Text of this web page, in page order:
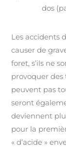
dos
Les accidents
causer de
foret, s’ils ne
provoquer des
peuvent pas
seront
deviennent
pour la
« d’acide »